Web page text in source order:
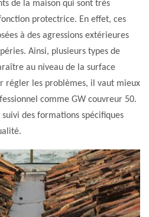
de la maison qui sont très
protectrice. En effet, ces
à des agressions extérieures
Ainsi, plusieurs types de
au niveau de la surface
régler les problèmes, il vaut mieux
comme GW couvreur 50.
des formations spécifiques